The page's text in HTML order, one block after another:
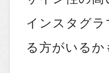
インスタグ
る方がいる